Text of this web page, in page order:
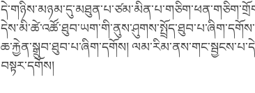
ཆ་རྐྱེན་སྒྲུབ་ཐུབ་པ་ཞིག་དགོས།
བསྟར་དགོས།